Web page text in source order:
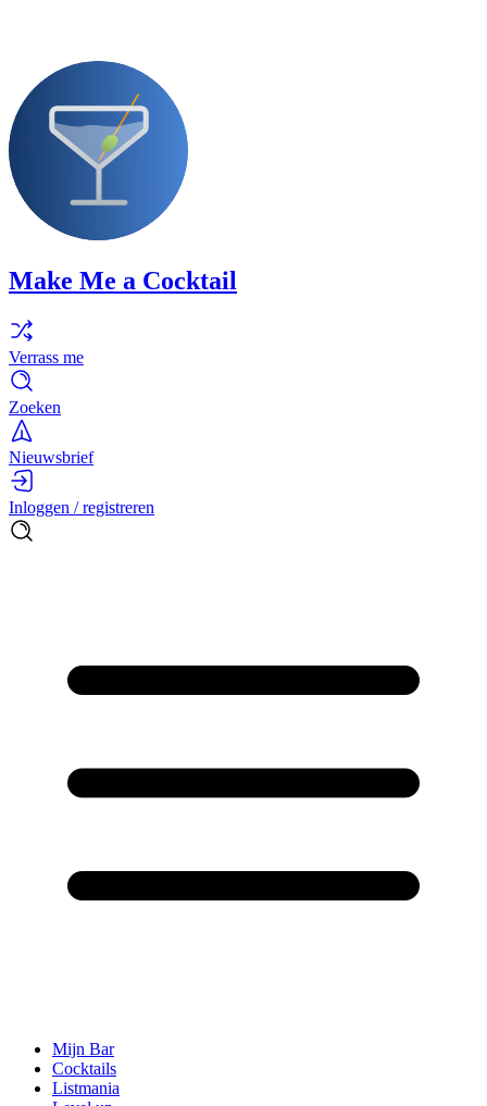
Make Me a Cocktail
Verrass me
Zoeken
Nieuwsbrief
Inloggen / registreren
Mijn Bar
Cocktails
Listmania